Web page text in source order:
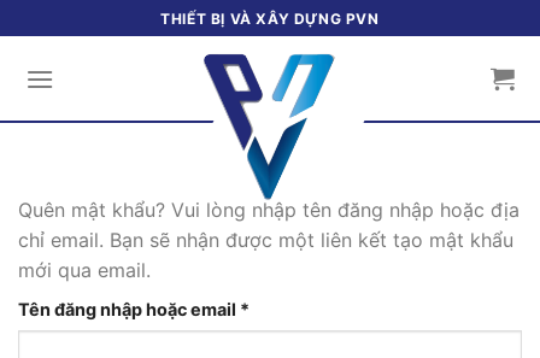
qua
THIẾT BỊ VÀ XÂY DỰNG PVN
Quên mật khẩu? Vui lòng nhập tên đăng nhập hoặc địa
chỉ email. Bạn sẽ nhận được một liên kết tạo mật khẩu
mới qua email.
Tên đăng nhập hoặc email *
buộc